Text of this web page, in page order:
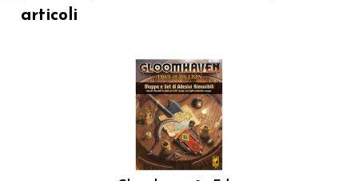
articoli